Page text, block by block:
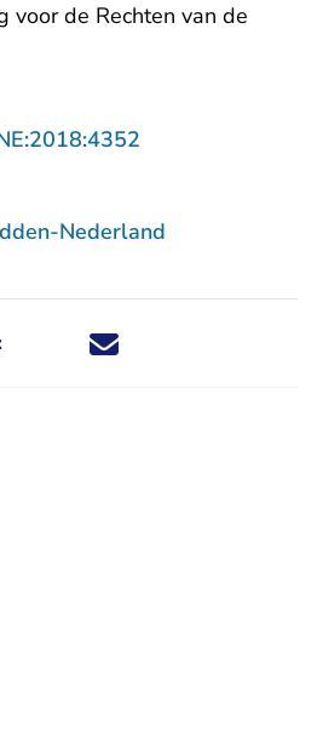
voor de Rechten van de
Nederland
Deel dit nieuwsbericht via X -
Deel dit nieuwsbericht via
Deel dit nieuwsbericht
Deel dit